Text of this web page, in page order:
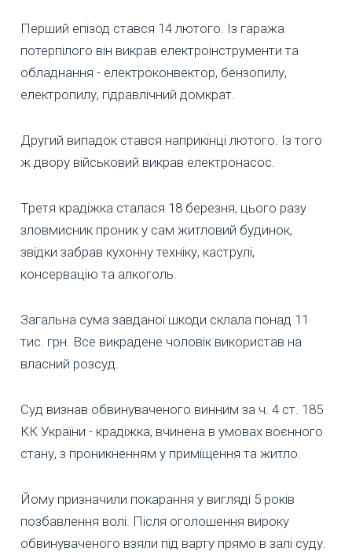
Перший епізод стався 14 лютого. Із гаража
потерпілого він викрав електроінструменти та
обладнання - електроконвектор, бензопилу,
електропилу, гідравлічний домкрат.
Другий випадок стався наприкінці лютого. Із того
ж двору військовий викрав електронасос.
Третя крадіжка сталася 18 березня, цього разу
зловмисник проник у сам житловий будинок,
звідки забрав кухонну техніку, каструлі,
консервацію та алкоголь.
Загальна сума завданої шкоди склала понад 11
тис. грн. Все викрадене чоловік використав на
власний розсуд.
Суд визнав обвинуваченого винним за ч. 4 ст. 185
КК України - крадіжка, вчинена в умовах воєнного
стану, з проникненням у приміщення та житло.
Йому призначили покарання у вигляді 5 років
позбавлення волі. Після оголошення вироку
обвинуваченого взяли під варту прямо в залі суду.